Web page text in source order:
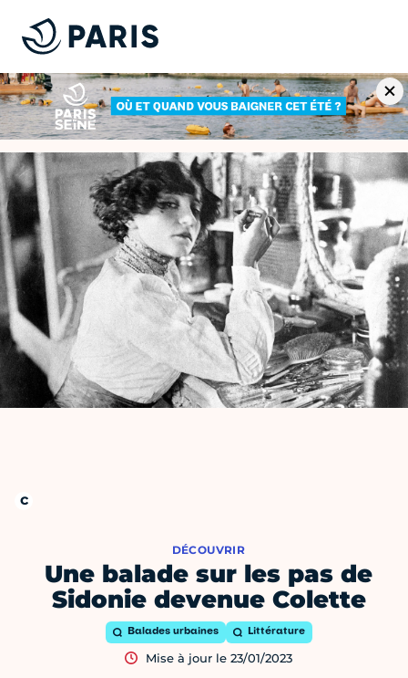
Une balade sur les pas de
Sidonie devenue Colette
DÉCOUVRIR
Balades urbaines Littérature
Mise à jour le 23/01/2023